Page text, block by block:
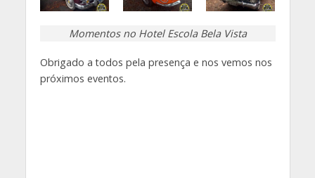
Momentos no Hotel Escola Bela Vista
Obrigado a todos pela presença e nos vemos nos
próximos eventos.